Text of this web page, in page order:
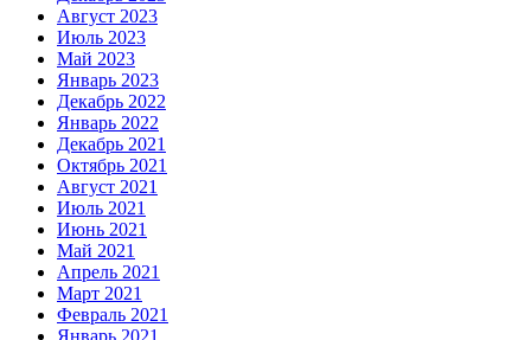
Август 2023
Июль 2023
Май 2023
Январь 2023
Декабрь 2022
Январь 2022
Декабрь 2021
Октябрь 2021
Август 2021
Июль 2021
Июнь 2021
Май 2021
Апрель 2021
Март 2021
Февраль 2021